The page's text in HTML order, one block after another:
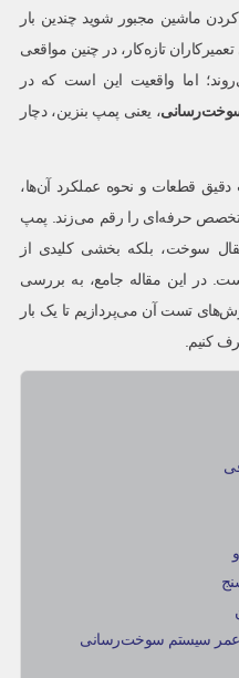
ماشین مجبور شوید چندین بار
تازه‌کار، در چنین مواقعی
اما واقعیت این است که در
، یعنی پمپ بنزین، دچار
دقیق قطعات و نحوه عملکرد آن‌ها،
حرفه‌ای را رقم می‌زند. پمپ
سوخت، بلکه بخشی کلیدی از
در این مقاله جامع، به بررسی
تست آن می‌پردازیم تا یک بار
کنیم.
عمر سیستم سوخت‌رسانی